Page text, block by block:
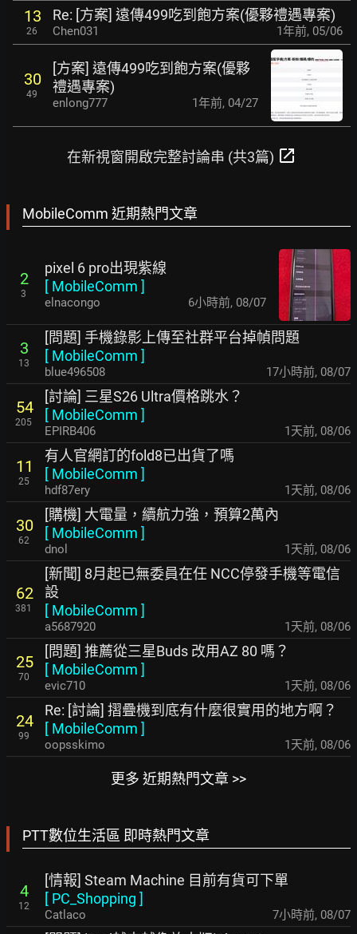
13
26
Re: [方案] 遠傳499吃到飽方案(優夥禮遇專案)
Chen031 1年前, 05/06
30
49
[方案] 遠傳499吃到飽方案(優夥
禮遇專案)
enlong777 1年前, 04/27
在新視窗開啟完整討論串 (共3篇) open_in_new
MobileComm 近期熱門文章
2
3
pixel 6 pro出現紫線
[ MobileComm ]
elnacongo 6小時前, 08/07
3
13
[問題] 手機錄影上傳至社群平台掉幀問題
[ MobileComm ]
blue496508 17小時前, 08/07
54
205
[討論] 三星S26 Ultra價格跳水？
[ MobileComm ]
EPIRB406 1天前, 08/06
11
25
有人官網訂的fold8已出貨了嗎
[ MobileComm ]
hdf87ery 1天前, 08/06
30
62
[購機] 大電量，續航力強，預算2萬內
[ MobileComm ]
dnol 1天前, 08/06
62
381
[新聞] 8月起已無委員在任 NCC停發手機等電信
設
[ MobileComm ]
a5687920 1天前, 08/06
25
70
[問題] 推薦從三星Buds 改用AZ 80 嗎？
[ MobileComm ]
evic710 1天前, 08/06
24
99
Re: [討論] 摺疊機到底有什麼很實用的地方啊？
[ MobileComm ]
oopsskimo 1天前, 08/06
更多 近期熱門文章 >>
PTT數位生活區 即時熱門文章
4
12
[情報] Steam Machine 目前有貨可下單
[ PC_Shopping ]
Catlaco 7小時前, 08/07